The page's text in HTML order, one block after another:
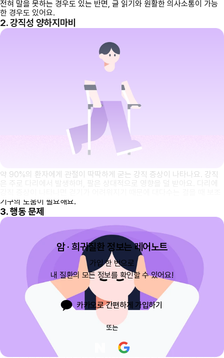
전혀 말을 못하는 경우도 있는 반면, 글 읽기와 원활한 의사소통이 가능
한 경우도 있어요.
2. 강직성 양하지마비
약 90%의 환자에게 관절이 딱딱하게 굳는 강직 증상이 나타나요. 강직
은 주로 다리에서 발생하며, 팔은 상대적으로 영향을 덜 받아요. 다리에
기구의 도움이 필요해요.
3. 행동 문제
암 · 희귀질환 정보는 레어노트
가입 한 번으로
내 질환의 모든 정보를 확인할 수 있어요!
카카오로 간편하게 가입하기
또는